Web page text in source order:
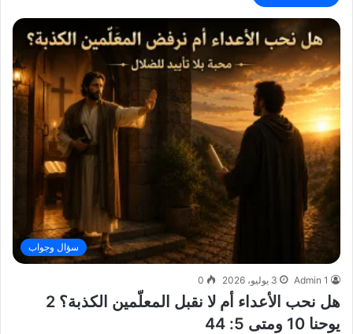
سؤال وجواب
Admin 1 3 يوليو، 2026 0
هل نحب الأعداء أم لا نقبل المعلّمين الكذبة؟ 2
يوحنا 10 ومتى 5: 44